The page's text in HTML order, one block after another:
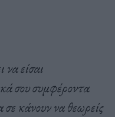
είσαι
σου συμφέροντα
κάνουν να θεωρείς